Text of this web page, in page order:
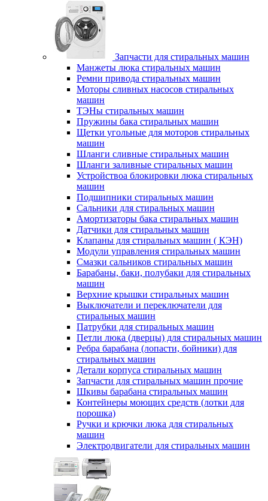
Запчасти для стиральных машин
Манжеты люка стиральных машин
Ремни привода стиральных машин
Моторы сливных насосов стиральных
машин
ТЭНы стиральных машин
Пружины бака стиральных машин
Щетки угольные для моторов стиральных
машин
Шланги сливные стиральных машин
Шланги заливные стиральных машин
Устройствоа блокировки люка стиральных
машин
Подшипники стиральных машин
Сальники для стиральных машин
Амортизаторы бака стиральных машин
Датчики для стиральных машин
Клапаны для стиральных машин ( КЭН)
Модули управления стиральных машин
Смазки сальников стиральных машин
Барабаны, баки, полубаки для стиральных
машин
Верхние крышки стиральных машин
Выключатели и переключатели для
стиральных машин
Патрубки для стиральных машин
Петли люка (дверцы) для стиральных машин
Ребра барабана (лопасти, бойники) для
стиральных машин
Детали корпуса стиральных машин
Запчасти для стиральных машин прочие
Шкивы барабана стиральных машин
Контейнеры моющих средств (лотки для
порошка)
Ручки и крючки люка для стиральных
машин
Электродвигатели для стиральных машин